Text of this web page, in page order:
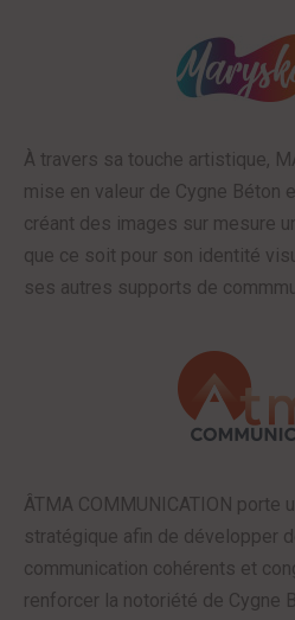
À travers sa touche artistique,
mise en valeur de Cygne Béton
créant des images sur mesure
que ce soit pour son identité
ses autres supports de
ÂTMA COMMUNICATION porte
stratégique afin de développer
communication cohérents et
renforcer la notoriété de Cygne